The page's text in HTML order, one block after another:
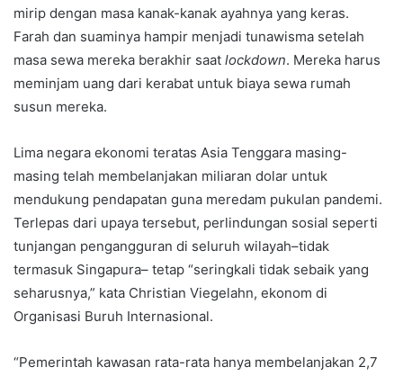
mirip dengan masa kanak-kanak ayahnya yang keras.
Farah dan suaminya hampir menjadi tunawisma setelah
masa sewa mereka berakhir saat lockdown. Mereka harus
meminjam uang dari kerabat untuk biaya sewa rumah
susun mereka.
Lima negara ekonomi teratas Asia Tenggara masing-
masing telah membelanjakan miliaran dolar untuk
mendukung pendapatan guna meredam pukulan pandemi.
Terlepas dari upaya tersebut, perlindungan sosial seperti
tunjangan pengangguran di seluruh wilayah–tidak
termasuk Singapura– tetap “seringkali tidak sebaik yang
seharusnya,” kata Christian Viegelahn, ekonom di
Organisasi Buruh Internasional.
“Pemerintah kawasan rata-rata hanya membelanjakan 2,7